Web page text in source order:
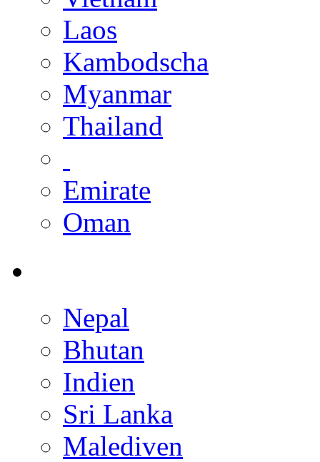
Laos
Kambodscha
Myanmar
Thailand
Emirate
Oman
Nepal
Bhutan
Indien
Sri Lanka
Malediven